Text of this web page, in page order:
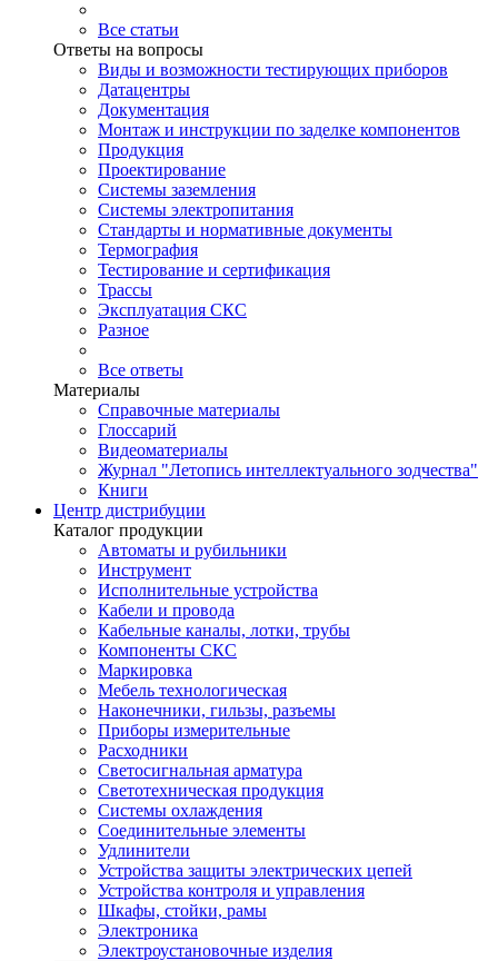
Все статьи
Ответы на вопросы
Виды и возможности тестирующих приборов
Датацентры
Документация
Монтаж и инструкции по заделке компонентов
Продукция
Проектирование
Системы заземления
Системы электропитания
Стандарты и нормативные документы
Термография
Тестирование и сертификация
Трассы
Эксплуатация СКС
Разное
Все ответы
Материалы
Справочные материалы
Глоссарий
Видеоматериалы
Журнал "Летопись интеллектуального зодчества"
Книги
Центр дистрибуции
Каталог продукции
Автоматы и рубильники
Инструмент
Исполнительные устройства
Кабели и провода
Кабельные каналы, лотки, трубы
Компоненты СКС
Маркировка
Мебель технологическая
Наконечники, гильзы, разъемы
Приборы измерительные
Расходники
Светосигнальная арматура
Светотехническая продукция
Системы охлаждения
Соединительные элементы
Удлинители
Устройства защиты электрических цепей
Устройства контроля и управления
Шкафы, стойки, рамы
Электроника
Электроустановочные изделия